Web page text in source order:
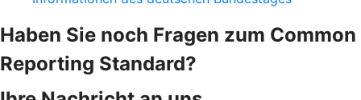
Haben Sie noch Fragen zum Common
Reporting Standard?